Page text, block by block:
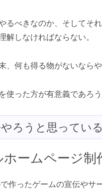
るべきなのか、そしてそ
解しなければならない。
、何も得る物がないならや
使った方が有意義であろう
ろうと思っている
ームページ制
作ったゲームの宣伝やサ